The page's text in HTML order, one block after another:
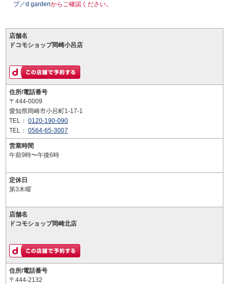
プ／d gardenからご確認ください。
店舗名
ドコモショップ岡崎小呂店
住所/電話番号
〒444-0009
愛知県岡崎市小呂町1-17-1
TEL： 0120-190-090
TEL： 0564-65-3007
営業時間
午前9時〜午後6時
定休日
第3木曜
店舗名
ドコモショップ岡崎北店
住所/電話番号
〒444-2132